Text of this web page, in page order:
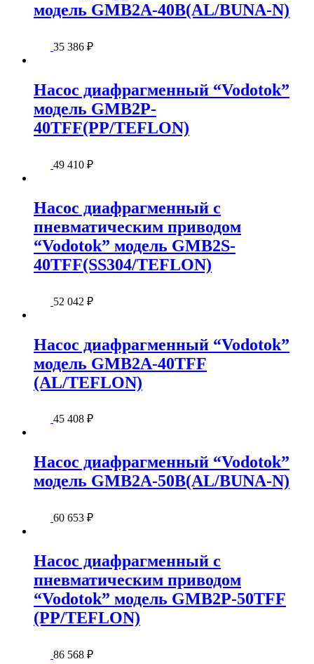
модель GMB2A-40B(AL/BUNA-N)
35 386 ₽
Насос диафрагменный “Vodotok”
модель GMB2P-
40TFF(PP/TEFLON)
49 410 ₽
Насос диафрагменный с
пневматическим приводом
“Vodotok” модель GMB2S-
40TFF(SS304/TEFLON)
52 042 ₽
Насос диафрагменный “Vodotok”
модель GMB2A-40TFF
(AL/TEFLON)
45 408 ₽
Насос диафрагменный “Vodotok”
модель GMB2A-50B(AL/BUNA-N)
60 653 ₽
Насос диафрагменный с
пневматическим приводом
“Vodotok” модель GMB2P-50TFF
(PP/TEFLON)
86 568 ₽